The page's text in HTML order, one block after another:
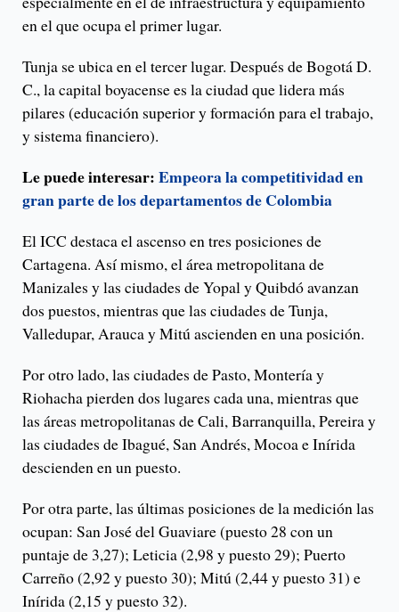
en el que ocupa el primer lugar.
Tunja se ubica en el tercer lugar. Después de Bogotá D.
C., la capital boyacense es la ciudad que lidera más
pilares (educación superior y formación para el trabajo,
y sistema financiero).
Le puede interesar:Empeora la competitividad en
gran parte de los departamentos de Colombia
El ICC destaca el ascenso en tres posiciones de
Cartagena. Así mismo, el área metropolitana de
Manizales y las ciudades de Yopal y Quibdó avanzan
dos puestos, mientras que las ciudades de Tunja,
Valledupar, Arauca y Mitú ascienden en una posición.
Por otro lado, las ciudades de Pasto, Montería y
Riohacha pierden dos lugares cada una, mientras que
las áreas metropolitanas de Cali, Barranquilla, Pereira y
las ciudades de Ibagué, San Andrés, Mocoa e Inírida
descienden en un puesto.
Por otra parte, las últimas posiciones de la medición las
ocupan: San José del Guaviare (puesto 28 con un
puntaje de 3,27); Leticia (2,98 y puesto 29); Puerto
Carreño (2,92 y puesto 30); Mitú (2,44 y puesto 31) e
Inírida (2,15 y puesto 32).